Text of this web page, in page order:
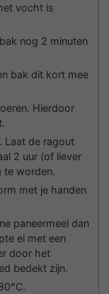
vocht is
nog 2 minuten
bak dit kort mee
Hierdoor
Laat de ragout
2 uur (of liever
te worden.
met je handen
paneermeel dan
ei met een
door het
bedekt zijn.